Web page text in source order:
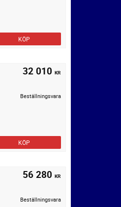
KÖP
32 010 KR
Beställningsvara
KÖP
56 280 KR
Beställningsvara